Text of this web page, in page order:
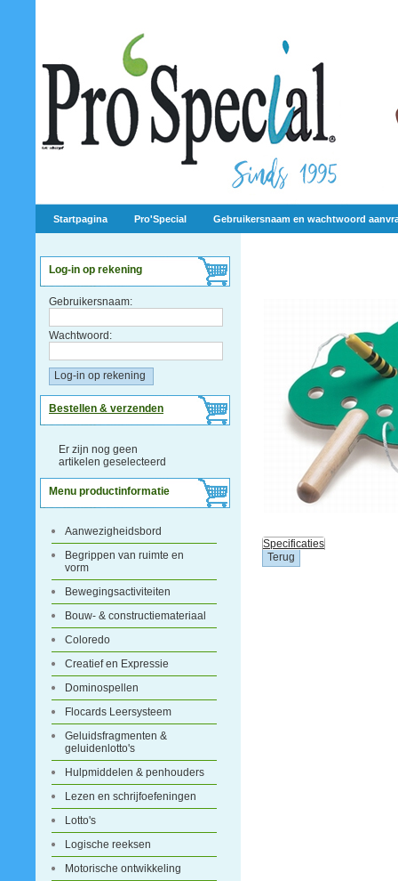
Startpagina Pro'Special Gebruikersnaam en wachtwoord
Log-in op rekening
Gebruikersnaam:
Wachtwoord:
Bestellen & verzenden
Er zijn nog geen
artikelen geselecteerd
Menu productinformatie
Aanwezigheidsbord
Begrippen van ruimte en
vorm
Bewegingsactiviteiten
Bouw- & constructiemateriaal
Coloredo
Creatief en Expressie
Dominospellen
Flocards Leersysteem
Geluidsfragmenten &
geluidenlotto's
Hulpmiddelen & penhouders
Lezen en schrijfoefeningen
Lotto's
Logische reeksen
Motorische ontwikkeling
Specificaties